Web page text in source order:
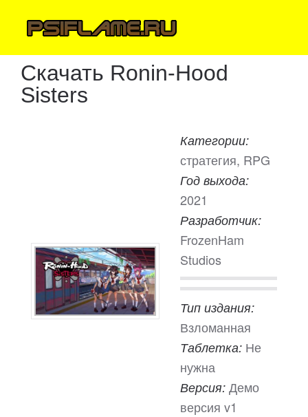
Скачать Ronin-Hood
Sisters
Категории:
стратегия, RPG
Год выхода:
2021
Разработчик:
FrozenHam
Studios
Тип издания:
Взломанная
Таблетка: Не
нужна
Версия: Демо
версия v1